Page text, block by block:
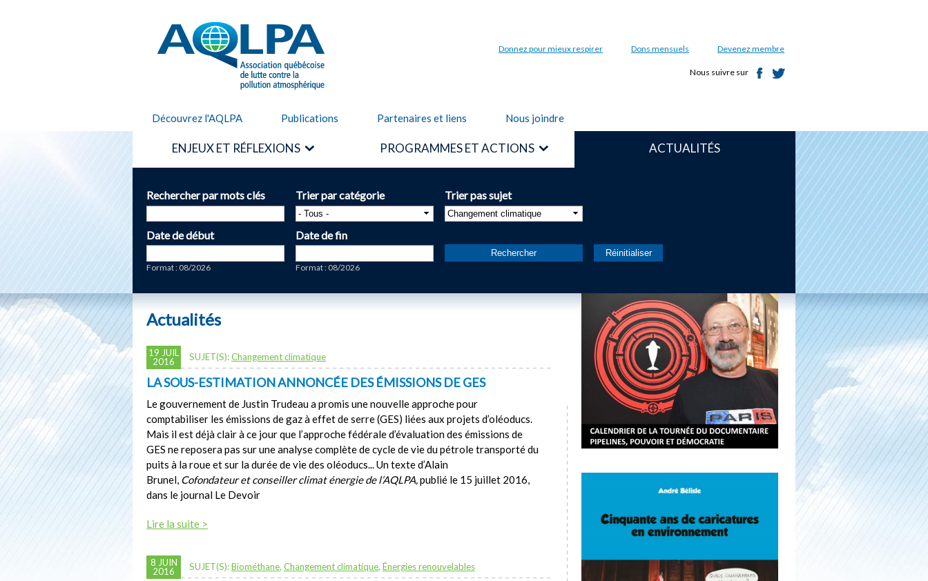
AQLPA Donnez pour mieux respirer Dons mensuels Devenez membre
Nous suivre sur
Découvrez l'AQLPA Publications Partenaires et liens Nous joindre
ENJEUX ET RÉFLEXIONS PROGRAMMES ET ACTIONS ACTUALITÉS
Rechercher par mots clés Trier par catégorie Trier pas sujet
Date de début
Format : 08/2026
Date de fin
Format : 08/2026
Actualités
19 JUIL
2016
SUJET(S):Changement climatique
LA SOUS-ESTIMATION ANNONCÉE DES ÉMISSIONS DE GES
Le gouvernement de Justin Trudeau a promis une nouvelle approche pour
comptabiliser les émissions de gaz à effet de serre (GES) liées aux projets d’oléoducs.
Mais il est déjà clair à ce jour que l’approche fédérale d’évaluation des émissions de
GES ne reposera pas sur une analyse complète de cycle de vie du pétrole transporté du
puits à la roue et sur la durée de vie des oléoducs... Un texte d’Alain
Brunel, Cofondateur et conseiller climat énergie de l’AQLPA,publié le 15 juillet 2016,
dans le journal Le Devoir
Lire la suite >
8 JUIN
2016
SUJET(S):Biométhane, Changement climatique, Énergies renouvelables